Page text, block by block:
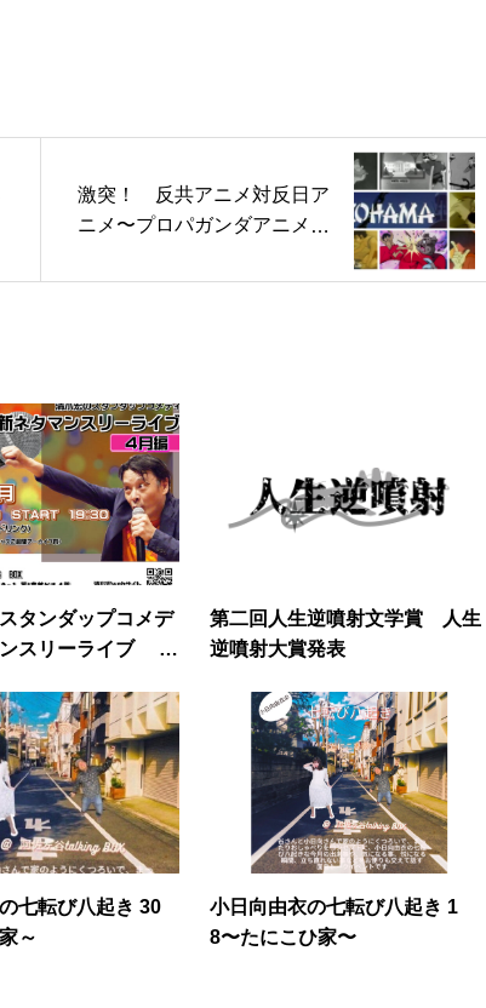
激突！ 反共アニメ対反日ア
ニメ〜プロパガンダアニメの
タンダップコメデ
ンスリーライブ 4
第二回人生逆噴射文学賞 人生
逆噴射大賞発表
七転び八起き 30
～
小日向由衣の七転び八起き 1
8〜たにこひ家〜